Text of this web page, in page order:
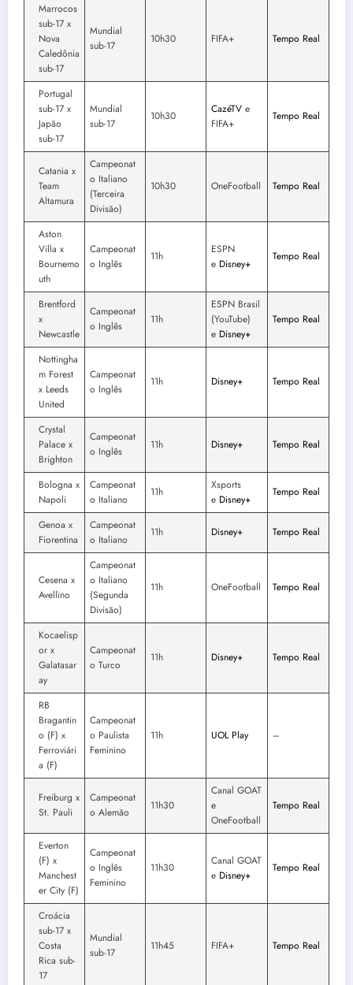
Marrocos
sub-17 x
Nova
Caledônia
sub-17
Mundial
sub-17
10h30 FIFA+ Tempo Real
Portugal
sub-17 x
Japão
sub-17
Mundial
sub-17
10h30 CazéTV e
FIFA+
Tempo Real
Catania x
Team
Altamura
Campeonat
o Italiano
(Terceira
Divisão)
10h30 OneFootball Tempo Real
Aston
Villa x
Bournemo
uth
Campeonat
o Inglês
11h
ESPN
e Disney+
Tempo Real
Brentford
x
Newcastle
Campeonat
o Inglês
11h
ESPN Brasil
(YouTube)
e Disney+
Tempo Real
Nottingha
m Forest
x Leeds
United
Campeonat
o Inglês
11h Disney+ Tempo Real
Crystal
Palace x
Brighton
Campeonat
o Inglês
11h Disney+ Tempo Real
Bologna x
Napoli
Campeonat
o Italiano
11h
Xsports
e Disney+
Tempo Real
Genoa x
Fiorentina
Campeonat
o Italiano
11h Disney+ Tempo Real
Cesena x
Avellino
Campeonat
o Italiano
(Segunda
Divisão)
11h OneFootball Tempo Real
Kocaelisp
or x
Galatasar
ay
Campeonat
o Turco
11h Disney+ Tempo Real
RB
Bragantin
o (F) x
Ferroviári
a (F)
Campeonat
o Paulista
Feminino
11h UOL Play –
Freiburg x
St. Pauli
Campeonat
o Alemão
11h30
Canal GOAT
e
OneFootball
Tempo Real
Everton
(F) x
Manchest
er City (F)
Campeonat
o Inglês
Feminino
11h30
Canal GOAT
e Disney+
Tempo Real
Croácia
sub-17 x
Costa
Rica sub-
17
Mundial
sub-17
11h45 FIFA+ Tempo Real